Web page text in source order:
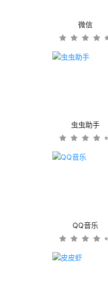
微信
虫虫助手
QQ音乐